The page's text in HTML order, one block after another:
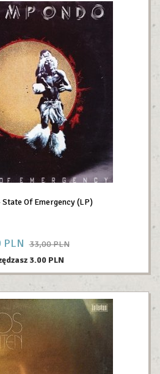
Of Emergency (LP)
PLN 33,00 PLN
3.00 PLN